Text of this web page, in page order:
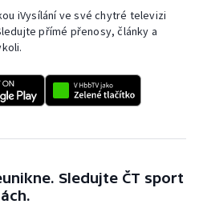
iVysílání ve své chytré televizi
přímé přenosy, články a
Sledujte ČT sport